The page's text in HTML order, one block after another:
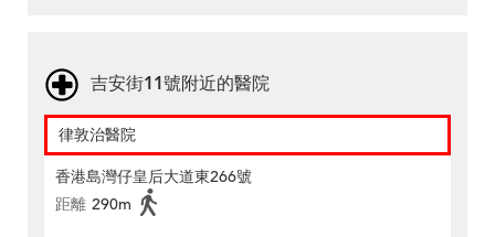
吉安街11號附近的醫院
律敦治醫院
香港島灣仔皇后大道東266號
距離 290m